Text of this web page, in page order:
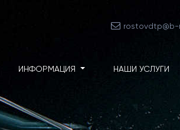
rostovdtp@b-
ИНФОРМАЦИЯ НАШИ УСЛУГИ